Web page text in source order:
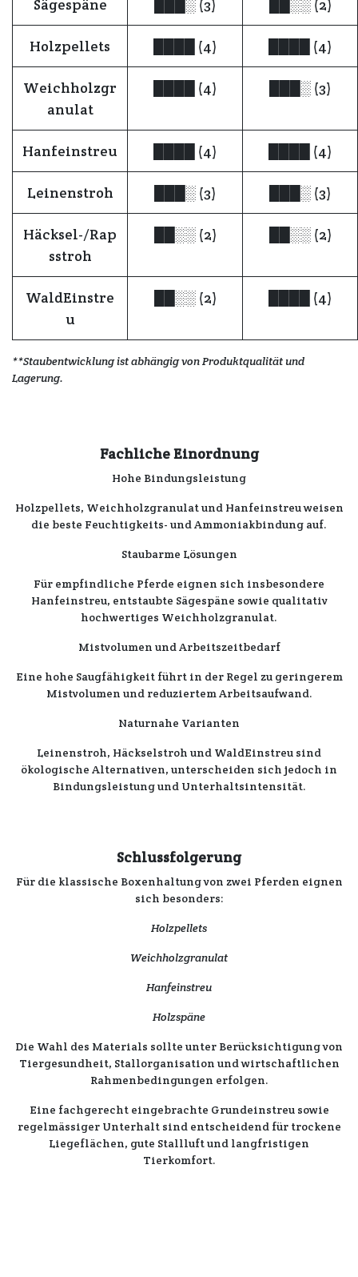
Sägespäne ███░ (3) ██░░ (2)
Holzpellets ████ (4) ████ (4)
Weichholzgr
anulat
████ (4) ███░ (3)
Hanfeinstreu ████ (4) ████ (4)
Leinenstroh ███░ (3) ███░ (3)
Häcksel-/Rap
sstroh
██░░ (2) ██░░ (2)
WaldEinstre
u
██░░ (2) ████ (4)
**Staubentwicklung ist abhängig von Produktqualität und
Lagerung.
Fachliche Einordnung
Hohe Bindungsleistung
Holzpellets, WeichholzgranulatundHanfeinstreuweisen
die beste Feuchtigkeits- undAmmoniakbindung auf.
Staubarme Lösungen
Für empfindliche Pferde eignen sich insbesondere
Hanfeinstreu, entstaubte Sägespäne sowie qualitativ
hochwertiges Weichholzgranulat.
Mistvolumen und Arbeitszeitbedarf
Eine hohe Saugfähigkeitführt in der Regel zu geringerem
Mistvolumen und reduziertem Arbeitsaufwand.
Naturnahe Varianten
Leinenstroh, Häckselstroh und WaldEinstreu sind
ökologische Alternativen, unterscheiden sich jedoch in
Bindungsleistungund Unterhaltsintensität.
Schlussfolgerung
Für die klassische Boxenhaltungvon zwei Pferden eignen
sich besonders:
Holzpellets
Weichholzgranulat
Hanfeinstreu
Holzspäne
Die Wahl des Materials sollte unter Berücksichtigungvon
Tiergesundheit, Stallorganisation undwirtschaftlichen
Rahmenbedingungen erfolgen.
Eine fachgerecht eingebrachte Grundeinstreu sowie
regelmässiger Unterhalt sind entscheidend für trockene
Liegeflächen, gute Stallluftund langfristigen
Tierkomfort.